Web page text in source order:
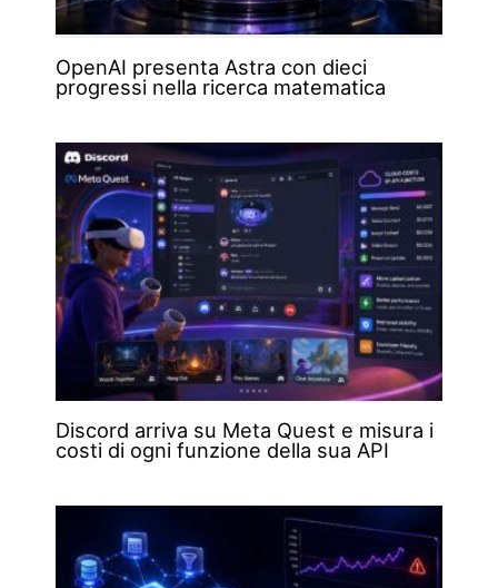
OpenAI presenta Astra con dieci
progressi nella ricerca matematica
Discord arriva su Meta Quest e misura i
costi di ogni funzione della sua API